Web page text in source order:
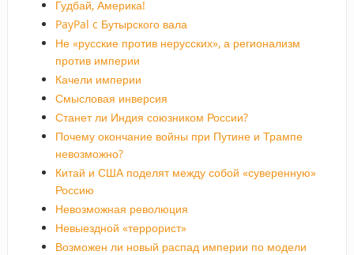
Гудбай, Америка!
PayPal c Бутырского вала
Не «русские против нерусских», а регионализм
против империи
Качели империи
Смысловая инверсия
Станет ли Индия союзником России?
Почему окончание войны при Путине и Трампе
невозможно?
Китай и США поделят между собой «суверенную»
Россию
Невозможная революция
Невыездной «террорист»
Возможен ли новый распад империи по модели